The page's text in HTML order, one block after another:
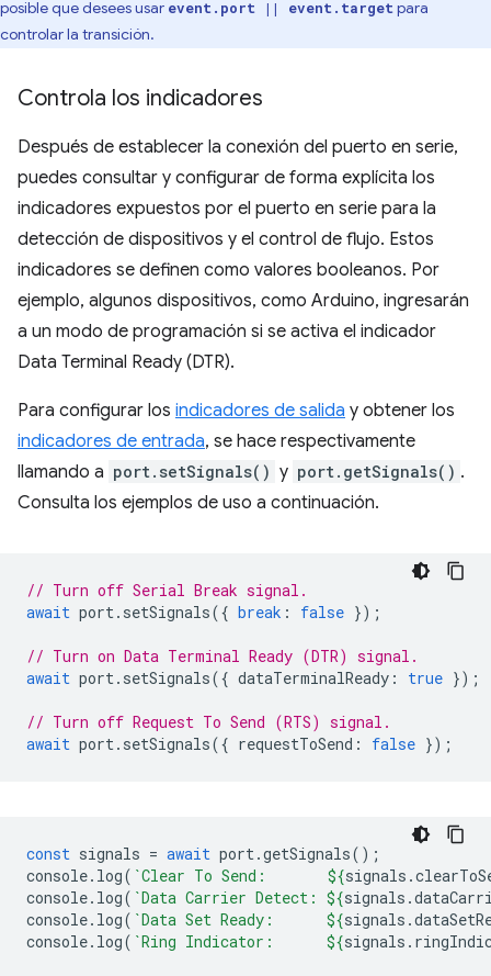
posible que desees usar event.port || event.target para
controlar la transición.
Controla los indicadores
Después de establecer la conexión del puerto en serie,
puedes consultar y configurar de forma explícita los
indicadores expuestos por el puerto en serie para la
detección de dispositivos y el control de flujo. Estos
indicadores se definen como valores booleanos. Por
ejemplo, algunos dispositivos, como Arduino, ingresarán
a un modo de programación si se activa el indicador
Data Terminal Ready (DTR).
Para configurar los indicadores de salida y obtener los
indicadores de entrada, se hace respectivamente
llamando a port.setSignals() y port.getSignals() .
Consulta los ejemplos de uso a continuación.
// Turn off Serial Break signal.
await port. setSignals({ break : false });
// Turn on Data Terminal Ready (DTR) signal.
await port. setSignals({ dataTerminalReady : true });
// Turn off Request To Send (RTS) signal.
await port. setSignals({ requestToSend : false });
const signals = await port.getSignals();
console. log( `Clear To Send: ${signals .
console. log( `Data Carrier Detect: ${signals .
console. log( `Data Set Ready: ${signals .
console. log( `Ring Indicator: ${signals .